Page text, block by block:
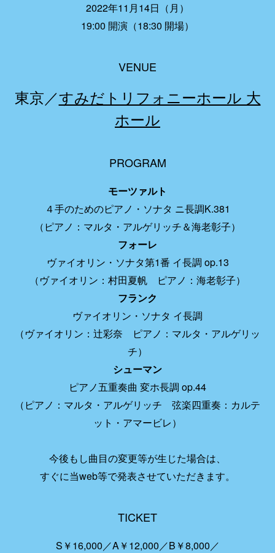
2022年11月14日（月）
19:00 開演（18:30 開場）
VENUE
東京／すみだトリフォニーホール 大
ホール
PROGRAM
モーツァルト
４手のためのピアノ・ソナタ ニ長調K.381
（ピアノ：マルタ・アルゲリッチ＆海老彰子）
フォーレ
ヴァイオリン・ソナタ第1番 イ長調 op.13
（ヴァイオリン：村田夏帆 ピアノ：海老彰子）
フランク
ヴァイオリン・ソナタ イ長調
（ヴァイオリン：辻󠄀彩奈 ピアノ：マルタ・アルゲリッ
チ）
シューマン
ピアノ五重奏曲 変ホ長調 op.44
（ピアノ：マルタ・アルゲリッチ 弦楽四重奏：カルテ
ット・アマービレ）
今後もし曲目の変更等が生じた場合は、
すぐに当web等で発表させていただきます。
TICKET
S￥16,000 A￥12,000
B￥8,000